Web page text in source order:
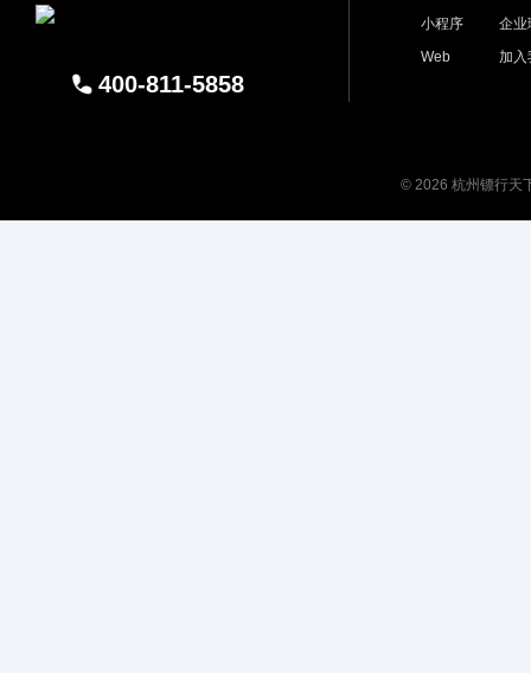
400-811-5858
小程序
Web
企业
加入
© 2026 杭州镖行天